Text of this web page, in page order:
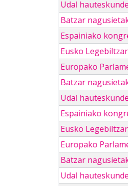
Udal
Batzar
Espainiako
Eusko
Europako
Batzar
Udal
Espainiako
Eusko
Europako
Batzar
Udal